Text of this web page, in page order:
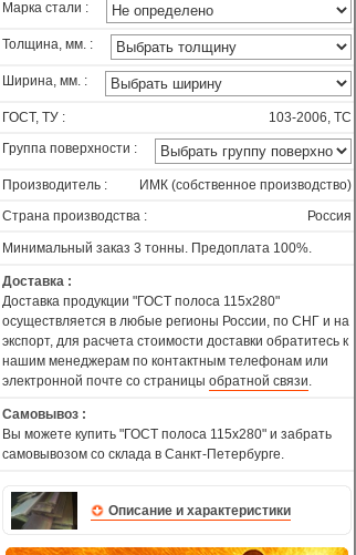
Марка стали :
Толщина, мм. :
Ширина, мм. :
ГОСТ, ТУ :
103-2006, ТС
Группа поверхности :
Производитель :
ИМК (собственное производство)
Страна производства :
Россия
Минимальный заказ 3 тонны. Предоплата 100%.
Доставка :
Доставка продукции "ГОСТ полоса 115х280"
осуществляется в любые регионы России, по СНГ и на
экспорт, для расчета стоимости доставки обратитесь к
нашим менеджерам по контактным телефонам или
электронной почте со страницы обратной связи.
Самовывоз :
Вы можете купить "ГОСТ полоса 115х280" и забрать
самовывозом со склада в Санкт-Петербурге.
Описание и характеристики